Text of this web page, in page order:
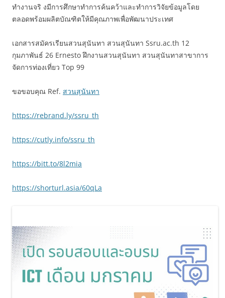
ทำงานจริ งมีการศึกษาทำการค้นคว้าและทำการวิจัยข้อมูลโดย
ตลอดพร้อมผลิตบัณฑิตให้มีคุณภาพเพื่อพัฒนาประเทศ
เอกสารสมัครเรียนสวนสุนันทา สวนสุนันทา Ssru.ac.th 12
กุมภาพันธ์ 26 Ernesto ฝึกงานสวนสุนันทา สวนสุนันทาสาขาการ
จัดการท่องเที่ยว Top 99
ขอขอบคุณ Ref. สวนสุนันทา
https://rebrand.ly/ssru_th
https://cutly.info/ssru_th
https://bitt.to/8l2mia
https://shorturl.asia/60qLa